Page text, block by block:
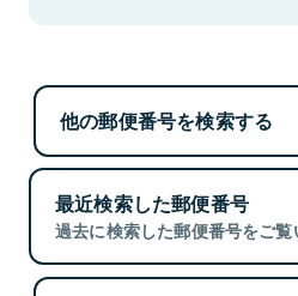
他の郵便番号を検索する
最近検索した郵便番号
過去に検索した郵便番号をご覧